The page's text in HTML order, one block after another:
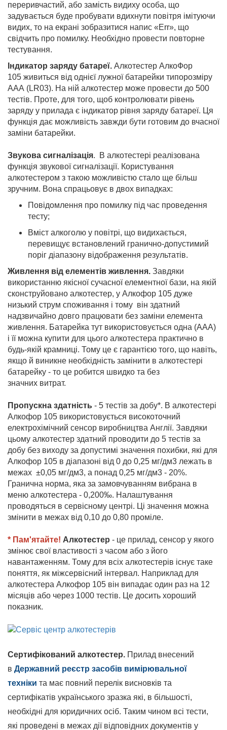
переривчастий, або замість видиху особа, що
задувається буде пробувати вдихнути повітря імітуючи
видих, то на екрані зобразитися напис «Err», що
свідчить про помилку. Необхідно провести повторне
тестування.
Індикатор заряду батареї. Алкотестер АлкоФор
105 живиться від однієї лужної батарейки типорозміру
ААА (LR03). На ній алкотестер може провести до 500
тестів. Проте, для того, щоб контролювати рівень
заряду у прилада є індикатор рівня заряду батареї. Ця
функція дає можливість завжди бути готовим до вчасної
заміни батарейки.
Звукова сигналізація. В алкотестері реалізована
функція звукової сигналізації. Користування
алкотестером з такою можливістю стало ще більш
зручним. Вона спрацьовує в двох випадках:
Повідомлення про помилку під час проведення
тесту;
Вміст алкоголю у повітрі, що видихається,
перевищує встановлений гранично-допустимий
поріг діапазону відображення результатів.
Живлення від елементів живлення. Завдяки
використанню якісної сучасної елементної бази, на якій
сконструйовано алкотестер, у Алкофор 105 дуже
низький струм споживання і тому він здатний
надзвичайно довго працювати без заміни елемента
живлення. Батарейка тут використовується одна (ААА)
і її можна купити для цього алкотестера практично в
будь-якій крамниці. Тому це є гарантією того, що навіть,
якщо й виникне необхідність замінити в алкотестері
батарейку - то це робится швидко та без
значних витрат.
Пропускна здатність - 5 тестів за добу*. В алкотестері
Алкофор 105 використовується високоточний
електрохімічний сенсор виробництва Англії. Завдяки
цьому алкотестер здатний проводити до 5 тестів за
добу без виходу за допустимі значення похибки, які для
Алкофор 105 в діапазоні від 0 до 0,25 мг/дм3 лежать в
межах ±0,05 мг/дм3, а понад 0,25 мг/дм3 - 20%.
Гранична норма, яка за замовчуванням вибрана в
меню алкотестера - 0,200‰. Налаштування
проводяться в сервісному центрі. Ці значення можна
змінити в межах від 0,10 до 0,80 проміле.
* Пам'ятайте! Алкотестер - це прилад, сенсор у якого
змінює свої властивості з часом або з його
навантаженням. Тому для всіх алкотестерів існує таке
поняття, як міжсервісний інтервал. Наприклад для
алкотестера Алкофор 105 він випадає один раз на 12
місяців або через 1000 тестів. Це досить хороший
показник.
Сертифікований алкотестер. Прилад внесений
в Державний реєстр засобів вимірювальної
техніки та має повний перелік висновків та
сертифікатів українського зразка які, в більшості,
необхідні для юридичних осіб. Таким чином всі тести,
які проведені в межах дії відповідних документів у